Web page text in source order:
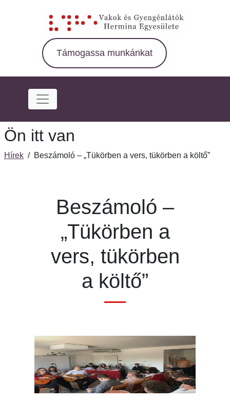
Támogassa munkánkat
Ön itt van
Hírek /Beszámoló – „Tükörben a vers, tükörben a költő”
Beszámoló –
„Tükörben a
vers, tükörben
a költő”